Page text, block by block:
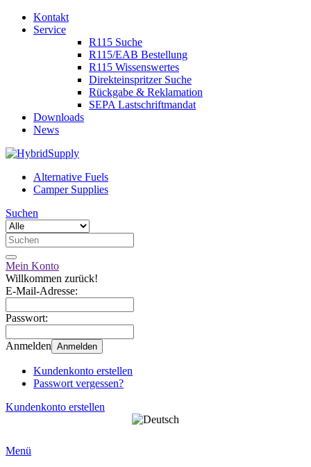
Kontakt
Service
R115 Suche
R115/EAB Bestellung
R115 Wissenswertes
Direkteinspritzer Suche
Rückgabe & Reklamation
SEPA Lastschriftmandat
Downloads
News
Alternative Fuels
Camper Supplies
Suchen
Mein Konto
Willkommen zurück!
E-Mail-Adresse:
Passwort:
Anmelden Anmelden
Kundenkonto erstellen
Passwort vergessen?
Kundenkonto erstellen
Menü